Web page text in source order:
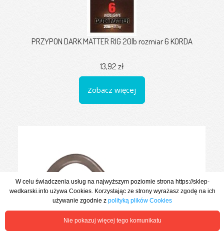
PRZYPON DARK MATTER RIG 20lb rozmiar 6 KORDA
13,92 zł
Zobacz więcej
W celu świadczenia usług na najwyższym poziomie strona https://sklep-
wedkarski.info używa Cookies. Korzystając ze strony wyrażasz zgodę na ich
używanie zgodnie zpolityką plików Cookies
Nie pokazuj więcej tego komunikatu